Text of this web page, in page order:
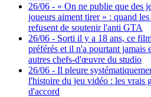
26/06 - « On ne publie que des
joueurs aiment tirer » : quand
refusent de soutenir l'anti GTA
26/06 - Sorti il y a 18 ans, ce
préférés et il n'a pourtant jamais
autres chefs-d'œuvre du studio
26/06 - Il pleure
l'histoire du jeu vidéo : les vrais
d'accord